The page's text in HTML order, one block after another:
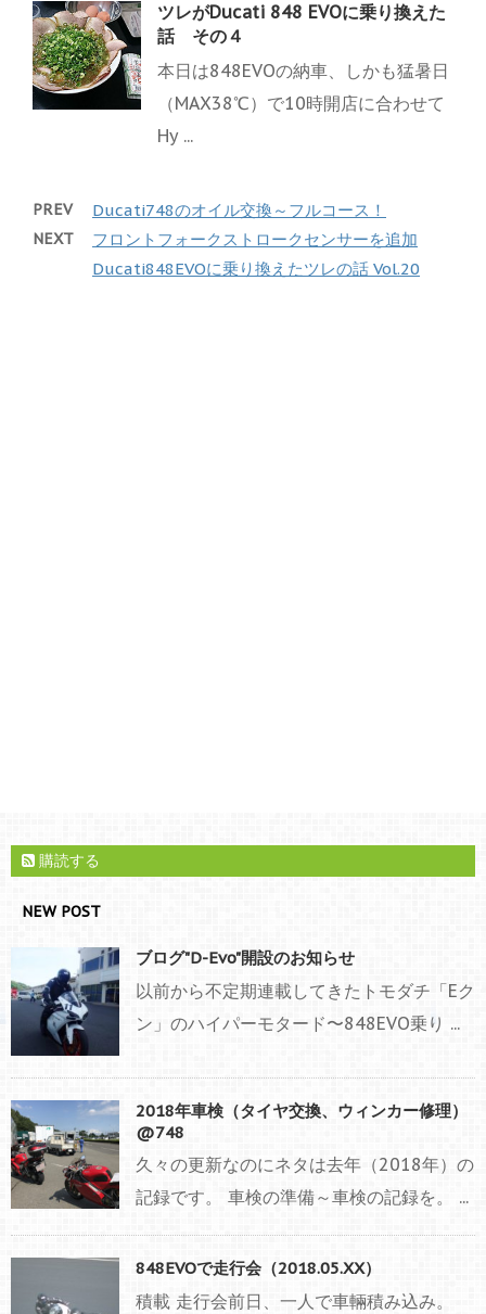
ツレがDucati 848 EVOに乗り換えた
話 その４
本日は848EVOの納車、しかも猛暑日
（MAX38℃）で10時開店に合わせて
Hy ...
PREV Ducati748のオイル交換～フルコース！
NEXT
フロントフォークストロークセンサーを追加
Ducati848EVOに乗り換えたツレの話 Vol.20
購読する
NEW POST
ブログ"D-Evo"開設のお知らせ
以前から不定期連載してきたトモダチ「Eク
ン」のハイパーモタード〜848EVO乗り ...
2018年車検（タイヤ交換、ウィンカー修理）
@748
久々の更新なのにネタは去年（2018年）の
記録です。 車検の準備～車検の記録を。 ...
848EVOで走行会（2018.05.XX）
積載 走行会前日、一人で車輛積み込み。